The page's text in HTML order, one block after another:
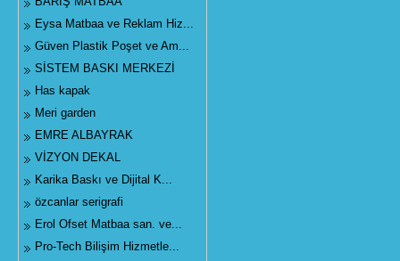
Eysa Matbaa ve Reklam Hiz...
Güven Plastik Poşet ve Am...
SİSTEM BASKI MERKEZİ
Has kapak
Meri garden
EMRE ALBAYRAK
VİZYON DEKAL
Karika Baskı ve Dijital K...
özcanlar serigrafi
Erol Ofset Matbaa san. ve...
Pro-Tech Bilişim Hizmetle...